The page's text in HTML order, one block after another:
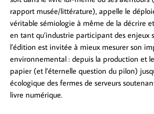
rapport musée/littérature), appelle le
véritable sémiologie à même de la décrire
en tant qu’industrie participant des enjeux
l’édition est invitée à mieux mesurer son
environnemental : depuis la production et
papier (et l’éternelle question du pilon)
écologique des fermes de serveurs
livre numérique.